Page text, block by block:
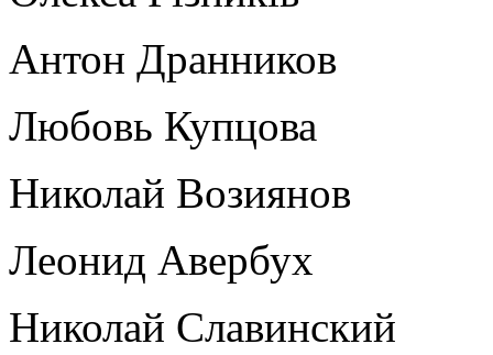
Антон Дранников
Любовь Купцова
Николай Возиянов
Леонид Авербух
Николай Славинский